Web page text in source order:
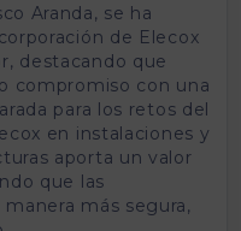
Aranda, se ha
de Elecox
destacando que
compromiso con una
para los retos del
en instalaciones y
aporta un valor
que las
más segura,